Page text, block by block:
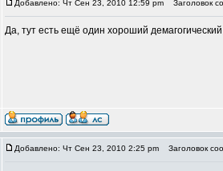
Добавлено: Чт Сен 23, 2010 12:59 pm Заголовок
Да, тут есть ещё один хороший
Добавлено: Чт Сен 23, 2010 2:25 pm Заголовок